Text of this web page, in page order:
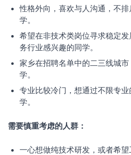
性格外向，喜欢与人沟通，不
学。
希望在非技术类岗位寻求稳定
务行业感兴趣的同学。
家乡在招聘名单中的二三线城
学。
专业比较冷门，想通过不限专
学。
需要慎重考虑的人群：
一心想做纯技术研发，或者希